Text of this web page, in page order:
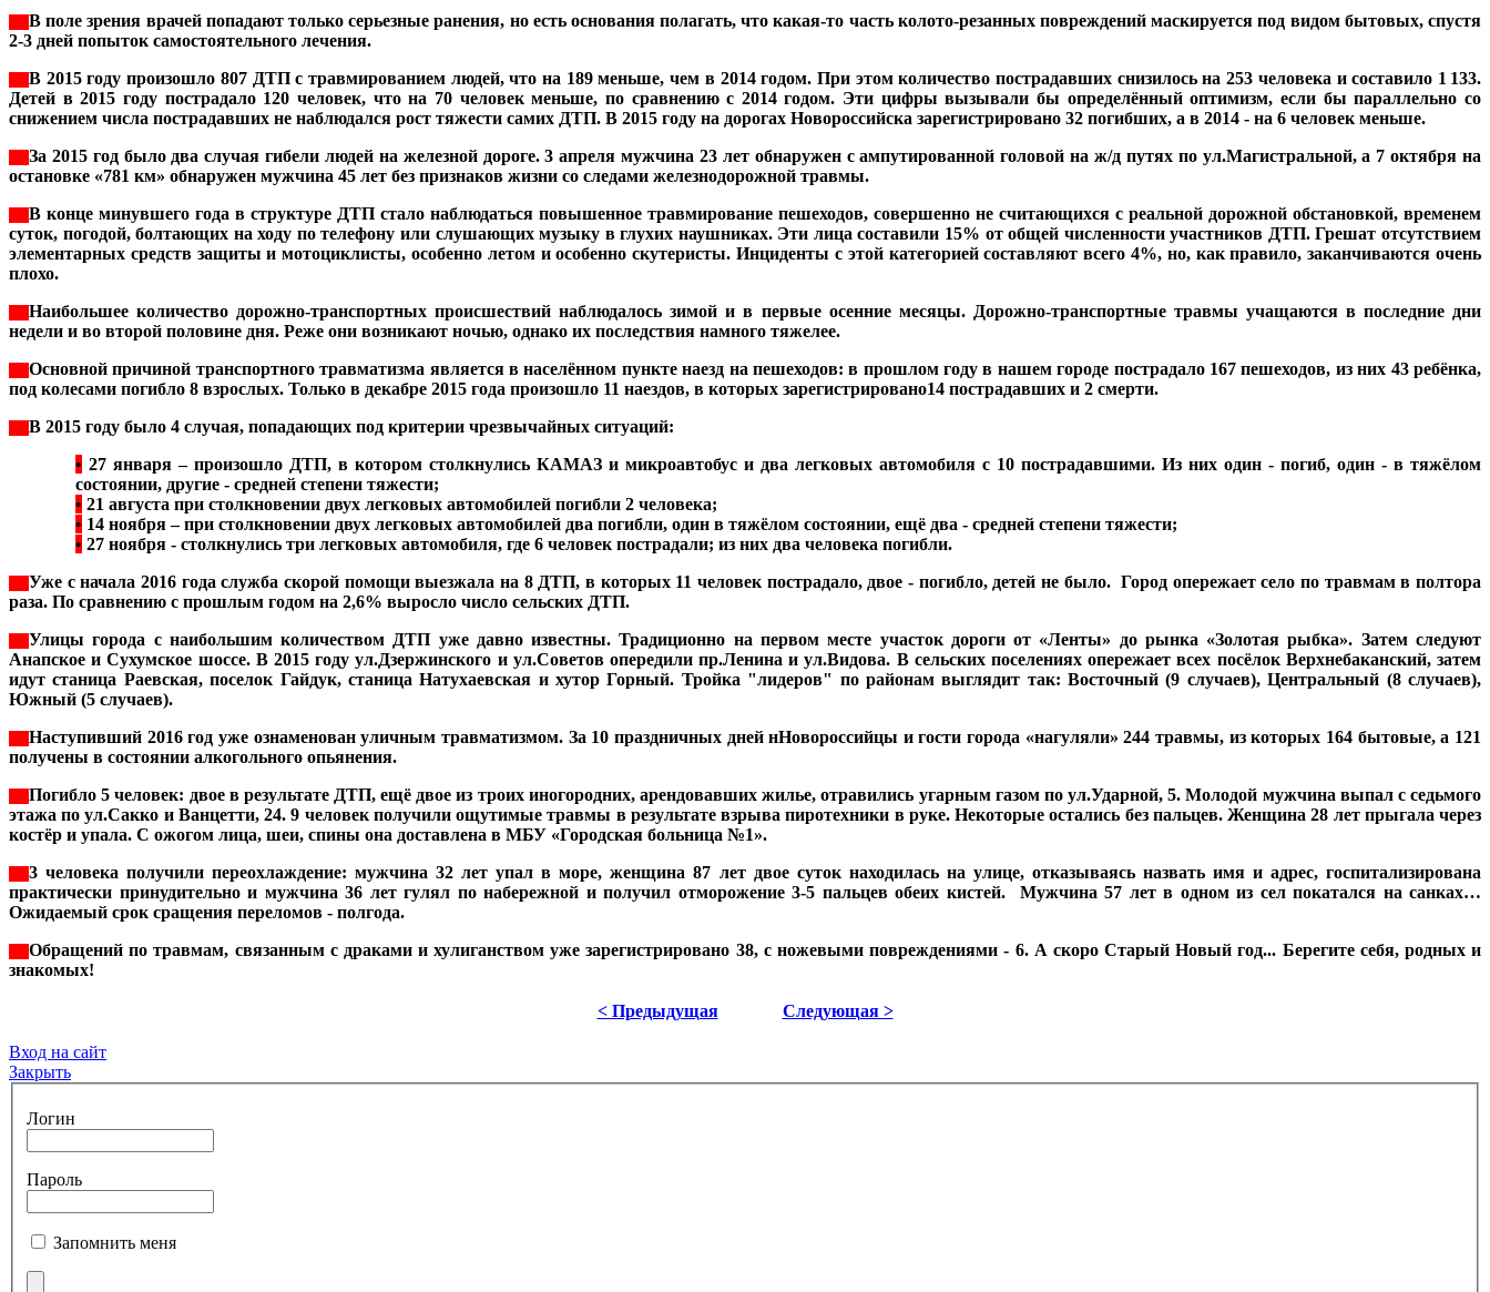
В поле зрения врачей попадают только серьезные ранения, но есть основания полагать, что какая-то часть колото-резанных повреждений маскируется под видом бытовых, спустя
2-3 дней попыток самостоятельного лечения.
В 2015 году произошло 807 ДТП с травмированием людей, что на 189 меньше, чем в 2014 годом. При этом количество пострадавших снизилось на 253 человека и составило 1 133.
Детей в 2015 году пострадало 120 человек, что на 70 человек меньше, по сравнению с 2014 годом. Эти цифры вызывали бы определённый оптимизм, если бы параллельно со
снижением числа пострадавших не наблюдался рост тяжести самих ДТП. В 2015 году на дорогах Новороссийска зарегистрировано 32 погибших, а в 2014 - на 6 человек меньше.
За 2015 год было два случая гибели людей на железной дороге. 3 апреля мужчина 23 лет обнаружен с ампутированной головой на ж/д путях по ул.Магистральной, а 7 октября на
остановке «781 км» обнаружен мужчина 45 лет без признаков жизни со следами железнодорожной травмы.
В конце минувшего года в структуре ДТП стало наблюдаться повышенное травмирование пешеходов, совершенно не считающихся с реальной дорожной обстановкой, временем
суток, погодой, болтающих на ходу по телефону или слушающих музыку в глухих наушниках. Эти лица составили 15% от общей численности участников ДТП. Грешат отсутствием
элементарных средств защиты и мотоциклисты, особенно летом и особенно скутеристы. Инциденты с этой категорией составляют всего 4%, но, как правило, заканчиваются очень
плохо.
Наибольшее количество дорожно-транспортных происшествий наблюдалось зимой и в первые осенние месяцы. Дорожно-транспортные травмы учащаются в последние дни
недели и во второй половине дня. Реже они возникают ночью, однако их последствия намного тяжелее.
Основной причиной транспортного травматизма является в населённом пункте наезд на пешеходов: в прошлом году в нашем городе пострадало 167 пешеходов, из них 43 ребёнка,
под колесами погибло 8 взрослых. Только в декабре 2015 года произошло 11 наездов, в которых зарегистрировано14 пострадавших и 2 смерти.
В 2015 году было 4 случая, попадающих под критерии чрезвычайных ситуаций:
• 27 января – произошло ДТП, в котором столкнулись КАМАЗ и микроавтобус и два легковых автомобиля с 10 пострадавшими. Из них один - погиб, один - в тяжёлом
состоянии, другие - средней степени тяжести;
• 21 августа при столкновении двух легковых автомобилей погибли 2 человека;
• 14 ноября – при столкновении двух легковых автомобилей два погибли, один в тяжёлом состоянии, ещё два - средней степени тяжести;
• 27 ноября - столкнулись три легковых автомобиля, где 6 человек пострадали; из них два человека погибли.
Уже с начала 2016 года служба скорой помощи выезжала на 8 ДТП, в которых 11 человек пострадало, двое - погибло, детей не было. Город опережает село по травмам в полтора
раза. По сравнению с прошлым годом на 2,6% выросло число сельских ДТП.
Улицы города с наибольшим количеством ДТП уже давно известны. Традиционно на первом месте участок дороги от «Ленты» до рынка «Золотая рыбка». Затем следуют
Анапское и Сухумское шоссе. В 2015 году ул.Дзержинского и ул.Советов опередили пр.Ленина и ул.Видова. В сельских поселениях опережает всех посёлок Верхнебаканский, затем
идут станица Раевская, поселок Гайдук, станица Натухаевская и хутор Горный. Тройка "лидеров" по районам выглядит так: Восточный (9 случаев), Центральный (8 случаев),
Южный (5 случаев).
Наступивший 2016 год уже ознаменован уличным травматизмом. За 10 праздничных дней нНовороссийцы и гости города «нагуляли» 244 травмы, из которых 164 бытовые, а 121
получены в состоянии алкогольного опьянения.
Погибло 5 человек: двое в результате ДТП, ещё двое из троих иногородних, арендовавших жилье, отравились угарным газом по ул.Ударной, 5. Молодой мужчина выпал с седьмого
этажа по ул.Сакко и Ванцетти, 24. 9 человек получили ощутимые травмы в результате взрыва пиротехники в руке. Некоторые остались без пальцев. Женщина 28 лет прыгала через
костёр и упала. С ожогом лица, шеи, спины она доставлена в МБУ «Городская больница №1».
3 человека получили переохлаждение: мужчина 32 лет упал в море, женщина 87 лет двое суток находилась на улице, отказываясь назвать имя и адрес, госпитализирована
практически принудительно и мужчина 36 лет гулял по набережной и получил отморожение 3-5 пальцев обеих кистей. Мужчина 57 лет в одном из сел покатался на санках…
Ожидаемый срок сращения переломов - полгода.
Обращений по травмам, связанным с драками и хулиганством уже зарегистрировано 38, с ножевыми повреждениями - 6. А скоро Старый Новый год... Берегите себя, родных и
знакомых!
< Предыдущая Следующая >
Вход на сайт
Закрыть
Логин
Пароль
Запомнить меня